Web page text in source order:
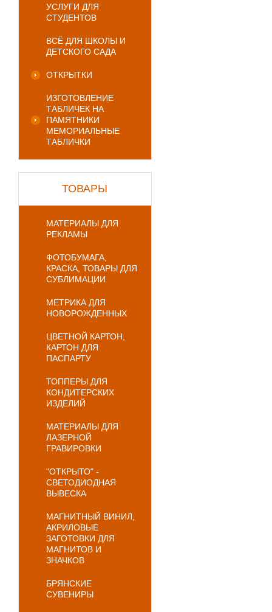
УСЛУГИ ДЛЯ
СТУДЕНТОВ
ВСЁ ДЛЯ ШКОЛЫ И
ДЕТСКОГО САДА
ОТКРЫТКИ
ИЗГОТОВЛЕНИЕ
ТАБЛИЧЕК НА
ПАМЯТНИКИ
МЕМОРИАЛЬНЫЕ
ТАБЛИЧКИ
ТОВАРЫ
МАТЕРИАЛЫ ДЛЯ
РЕКЛАМЫ
ФОТОБУМАГА,
КРАСКА, ТОВАРЫ ДЛЯ
СУБЛИМАЦИИ
МЕТРИКА ДЛЯ
НОВОРОЖДЕННЫХ
ЦВЕТНОЙ КАРТОН,
КАРТОН ДЛЯ
ПАСПАРТУ
ТОППЕРЫ ДЛЯ
КОНДИТЕРСКИХ
ИЗДЕЛИЙ
МАТЕРИАЛЫ ДЛЯ
ЛАЗЕРНОЙ
ГРАВИРОВКИ
"ОТКРЫТО" -
СВЕТОДИОДНАЯ
ВЫВЕСКА
МАГНИТНЫЙ ВИНИЛ,
АКРИЛОВЫЕ
ЗАГОТОВКИ ДЛЯ
МАГНИТОВ И
ЗНАЧКОВ
БРЯНСКИЕ
СУВЕНИРЫ